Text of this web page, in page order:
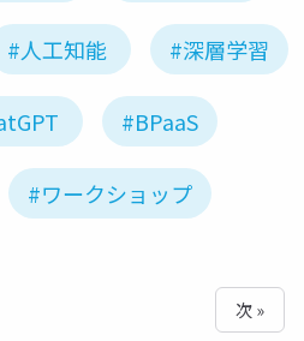
#人工知能 #深層学習
#BPaaS
#ワークショップ
次 »